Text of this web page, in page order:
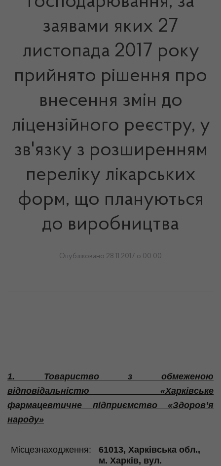
заявами яких 27
листопада 2017 року
прийнято рішення про
внесення змін до
ліцензійного реєстру, у
зв'язку з розширенням
переліку лікарських
форм, що плануються
до виробництва
Опубліковано 28.11.2017 о 00:00
1. Товариствозобмеженою
відповідальністю «Харківське
фармацевтичне
підприємство«Здоров’я
народу»
Місцезнаходження: 61013,Харківська обл.,
м.Харків, вул.